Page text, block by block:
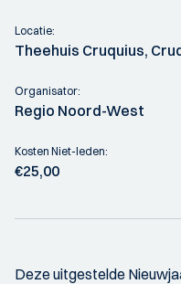
Locatie:
Theehuis Cruquius,
Organisator:
Regio Noord-West
Kosten Niet-leden:
€25,00
Deze uitgestelde